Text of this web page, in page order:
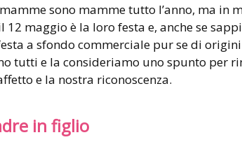
sono mamme tutto l’anno, ma in
12 maggio è la loro festa e, anche se
a sfondo commerciale pur se di origini
tutti e la consideriamo uno spunto per
e la nostra riconoscenza.
in figlio